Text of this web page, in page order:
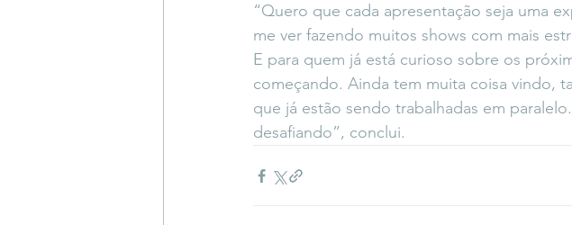
“Quero que cada apresentação seja uma
me ver fazendo muitos shows com mais
E para quem já está curioso sobre os
começando. Ainda tem muita coisa vindo,
que já estão sendo trabalhadas em
desafiando”, conclui.